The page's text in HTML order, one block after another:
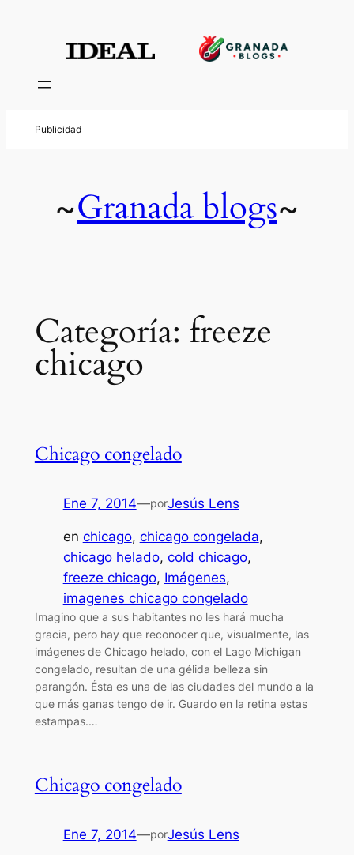
contenido
~Granada blogs~
Categoría: freeze
chicago
Chicago congelado
Ene 7, 2014—porJesús Lens
en chicago, chicago congelada
chicago helado, cold chicago
freeze chicago, Imágenes
imagenes chicago congelado
Imagino que a sus habitantes no les hará mucha
gracia, pero hay que reconocer que, visualmente, las
imágenes de Chicago helado, con el Lago Michigan
congelado, resultan de una gélida belleza sin
parangón. Ésta es una de las ciudades del mundo a la
que más ganas tengo de ir. Guardo en la retina estas
estampas.…
Chicago congelado
Ene 7, 2014—porJesús Lens